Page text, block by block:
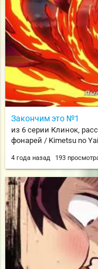
Закончим это №1
из 6 серии Клинок,
фонарей / Kimetsu no
4 года назад 193